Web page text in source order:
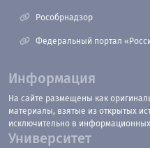
Рособрнадзор
Федеральный портал
Информация
На сайте размещены как
материалы, взятые из открытых
исключительно в
Университет